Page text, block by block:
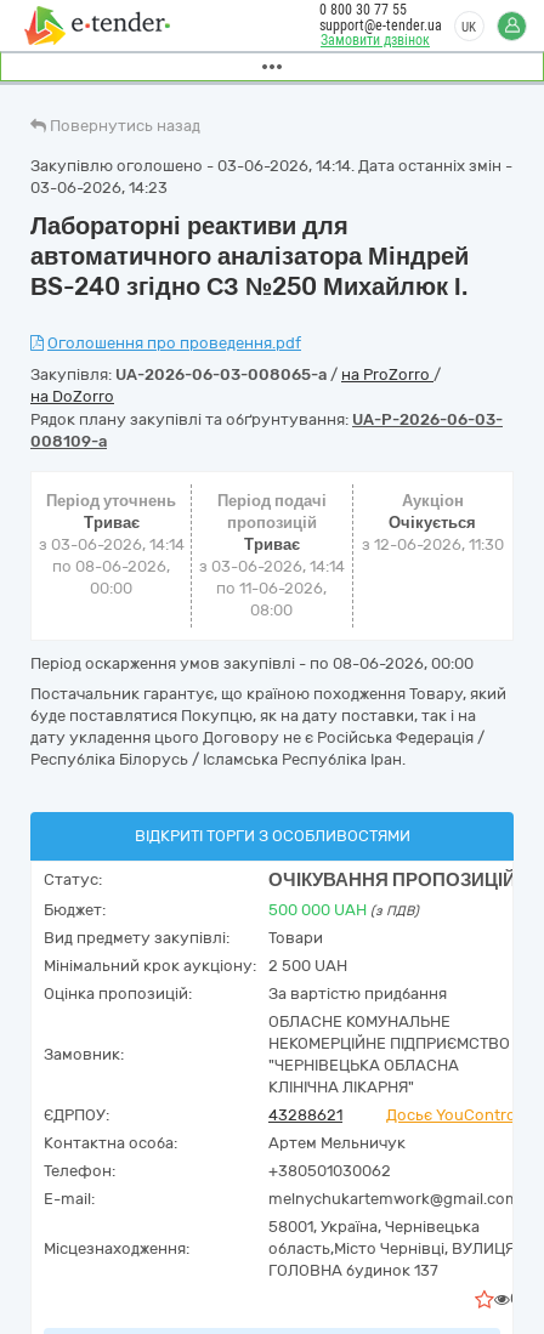
Замовити дзвінок
0 800 30 77 55
support@e-tender.ua
UK
Повернутись назад
Закупівлю оголошено - 03-06-2026, 14:14. Дата останніх змін -
03-06-2026, 14:23
Лабораторні реактиви для
автоматичного аналізатора Міндрей
ВS-240 згідно СЗ №250 Михайлюк І.
Оголошення про проведення.pdf
Закупівля: UA-2026-06-03-008065-a / на ProZorro /
на DoZorro
Рядок плану закупівлі та обґрунтування: UA-P-2026-06-03-
008109-a
Період уточнень
Триває
з 03-06-2026, 14:14
по 08-06-2026,
00:00
Період подачі
пропозицій
Триває
з 03-06-2026, 14:14
по 11-06-2026,
08:00
Аукціон
Очікується
з 12-06-2026, 11:30
Період оскарження умов закупівлі - по 08-06-2026, 00:00
Постачальник гарантує, що країною походження Товару, який
буде поставлятися Покупцю, як на дату поставки, так і на
дату укладення цього Договору не є Російська Федерація /
Республіка Білорусь / Ісламська Республіка Іран.
ВІДКРИТІ ТОРГИ З ОСОБЛИВОСТЯМИ
Статус: ОЧІКУВАННЯ ПРОПОЗИЦІЙ
Бюджет: 500 000 UAH (з ПДВ)
Вид предмету закупівлі:
Товари
Мінімальний крок аукціону:
2 500 UAH
Оцінка пропозицій:
За вартістю придбання
Замовник:
ОБЛАСНЕ КОМУНАЛЬНЕ
НЕКОМЕРЦІЙНЕ ПІДПРИЄМСТВО
"ЧЕРНІВЕЦЬКА ОБЛАСНА
КЛІНІЧНА ЛІКАРНЯ"
ЄДРПОУ:
43288621
Досьє YouControl
Контактна особа:
Артем Мельничук
Телефон:
+380501030062
E-mail:
melnychukartemwork@gmail.com
Місцезнаходження:
58001, Україна, Чернівецька
область,Місто Чернівці, ВУЛИЦЯ
ГОЛОВНА будинок 137
0